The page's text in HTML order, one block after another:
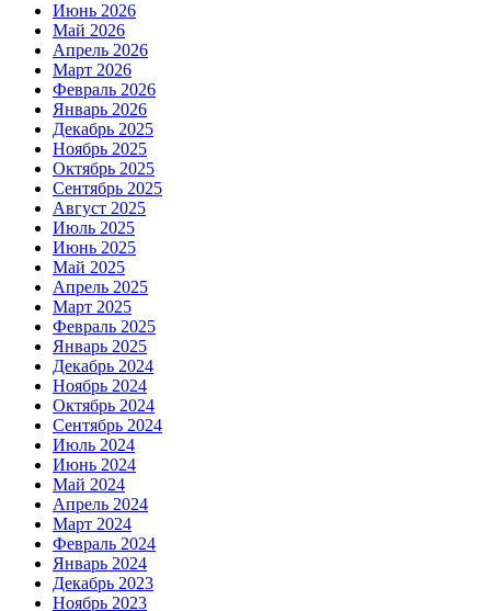
Июнь 2026
Май 2026
Апрель 2026
Март 2026
Февраль 2026
Январь 2026
Декабрь 2025
Ноябрь 2025
Октябрь 2025
Сентябрь 2025
Август 2025
Июль 2025
Июнь 2025
Май 2025
Апрель 2025
Март 2025
Февраль 2025
Январь 2025
Декабрь 2024
Ноябрь 2024
Октябрь 2024
Сентябрь 2024
Июль 2024
Июнь 2024
Май 2024
Апрель 2024
Март 2024
Февраль 2024
Январь 2024
Декабрь 2023
Ноябрь 2023